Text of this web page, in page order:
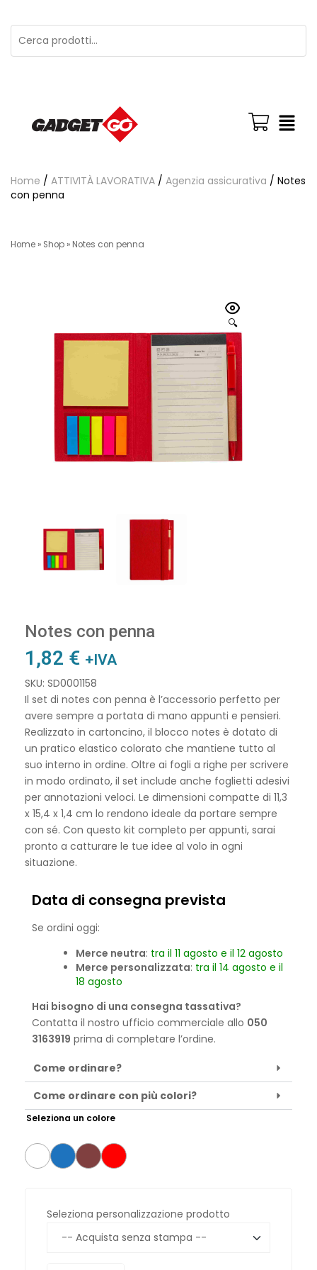
Home / ATTIVITÀ LAVORATIVA / Agenzia assicurativa / Notes
con penna
Home » Shop » Notes con penna
🔍
Notes con penna
1,82 € +IVA
SKU: SD0001158
Il set di notes con penna è l’accessorio perfetto per
avere sempre a portata di mano appunti e pensieri.
Realizzato in cartoncino, il blocco notes è dotato di
un pratico elastico colorato che mantiene tutto al
suo interno in ordine. Oltre ai fogli a righe per scrivere
in modo ordinato, il set include anche foglietti adesivi
per annotazioni veloci. Le dimensioni compatte di 11,3
x 15,4 x 1,4 cm lo rendono ideale da portare sempre
con sé. Con questo kit completo per appunti, sarai
pronto a catturare le tue idee al volo in ogni
situazione.
Data di consegna prevista
Se ordini oggi:
Merce neutra: tra il 11 agosto e il 12 agosto
Merce personalizzata: tra il 14 agosto e il
18 agosto
Hai bisogno di una consegna tassativa?
Contatta il nostro ufficio commerciale allo 050
3163919 prima di completare l’ordine.
Come ordinare?
Come ordinare con più colori?
Seleziona un colore
Seleziona personalizzazione prodotto